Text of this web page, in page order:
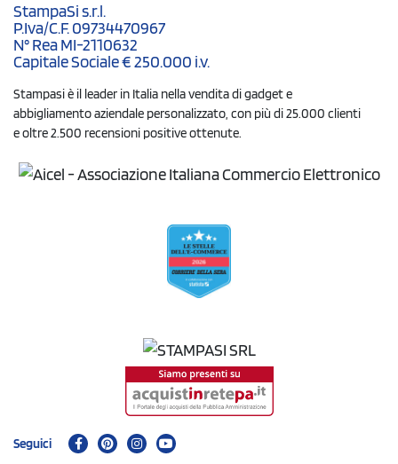
StampaSi s.r.l.
P.Iva/C.F. 09734470967
N° Rea MI-2110632
Capitale Sociale € 250.000 i.v.
Stampasi è il leader in Italia nella vendita di gadget e
abbigliamento aziendale personalizzato, con più di 25.000 clienti
e oltre 2.500 recensioni positive ottenute.
Seguici